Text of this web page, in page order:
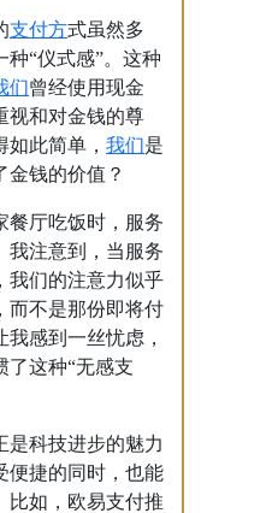
支付方式虽然多
“仪式感”。这种
们曾经使用现金
视和对金钱的尊
此简单， 我们是
金钱的价值？
餐厅吃饭时，服务
我注意到，当服务
我们的注意力似乎
而不是那份即将付
感到一丝忧虑，
了这种“无感支
是科技进步的魅力
便捷的同时，也能
比如，欧易支付推